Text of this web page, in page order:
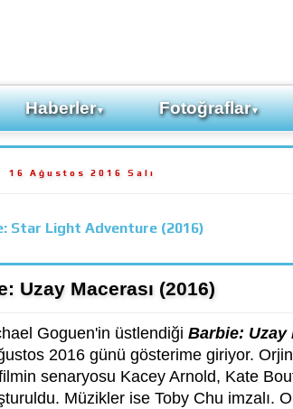
Haberler▼ Fotoğraflar▼
16 Ağustos 2016 Salı
Star Light Adventure (2016)
Uzay Macerası (2016)
Goguen'in üstlendiği Barbie: Uzay
2016 günü gösterime giriyor.
senaryosu Kacey Arnold, Kate
Müzikler ise Toby Chu imzalı.